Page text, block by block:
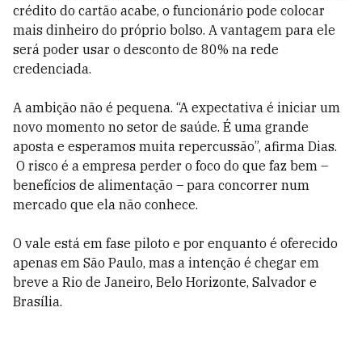
crédito do cartão acabe, o funcionário pode colocar
mais dinheiro do próprio bolso. A vantagem para ele
será poder usar o desconto de 80% na rede
credenciada.
A ambição não é pequena. “A expectativa é iniciar um
novo momento no setor de saúde. É uma grande
aposta e esperamos muita repercussão”, afirma Dias.
O risco é a empresa perder o foco do que faz bem –
benefícios de alimentação – para concorrer num
mercado que ela não conhece.
O vale está em fase piloto e por enquanto é oferecido
apenas em São Paulo, mas a intenção é chegar em
breve a Rio de Janeiro, Belo Horizonte, Salvador e
Brasília.